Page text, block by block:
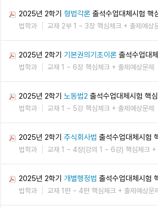
2025년 2학기 형법각론 출석수업대체시험 핵
법학과 교재 2부 1 ~ 3장 핵심체크 + 출제예상
2025년 2학기 기본권의기초이론 출석수업대
법학과 교재 1 ~ 6장 핵심체크 + 출제예상문제
2025년 2학기 노동법2 출석수업대체시험 핵
법학과 교재 1 ~ 5강 핵심체크 + 출제예상문제
2025년 2학기 주식회사법 출석수업대체시험
법학과 교재 1 ~ 4장(강의 1 ~ 6강) 핵심체크 +
2025년 2학기 개별행정법 출석수업대체시험
법학과 교재 1편 ~ 4편 핵심체크 + 출제예상문제